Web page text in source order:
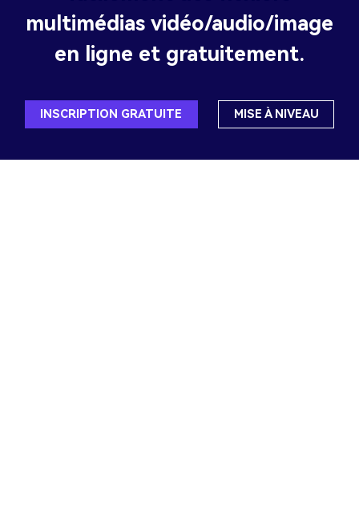
multimédias vidéo/audio/image
en ligne et gratuitement.
INSCRIPTION GRATUITE MISE À NIVEAU